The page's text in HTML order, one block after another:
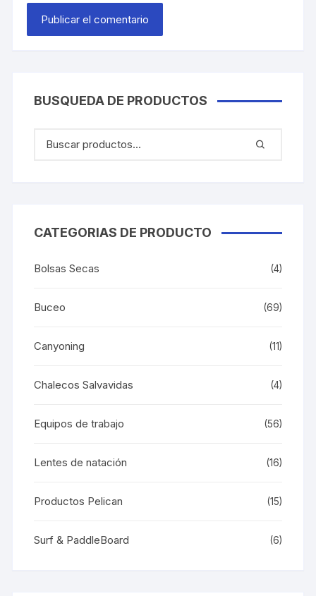
BUSQUEDA DE PRODUCTOS
CATEGORIAS DE PRODUCTO
Bolsas Secas (4)
Buceo (69)
Canyoning (11)
Chalecos Salvavidas (4)
Equipos de trabajo (56)
Lentes de natación (16)
Productos Pelican (15)
Surf & PaddleBoard (6)